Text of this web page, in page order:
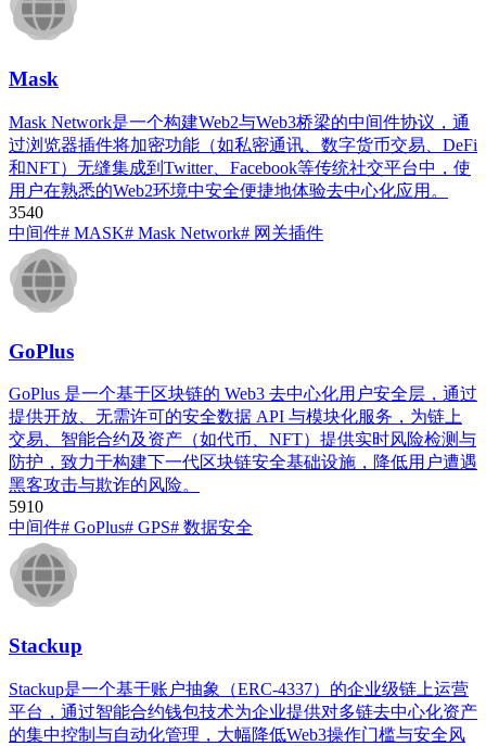
Mask
Mask Network是一个构建Web2与Web3桥梁的中间件协议，通
过浏览器插件将加密功能（如私密通讯、数字货币交易、DeFi
和NFT）无缝集成到Twitter、Facebook等传统社交平台中，使
用户在熟悉的Web2环境中安全便捷地体验去中心化应用。
3540
中间件# MASK# Mask Network# 网关插件
GoPlus
GoPlus 是一个基于区块链的 ​​Web3 去中心化用户安全层​​，通过
提供开放、无需许可的安全数据 API 与模块化服务，为链上
交易、智能合约及资产（如代币、NFT）提供实时风险检测与
防护，致力于构建下一代区块链安全基础设施，降低用户遭遇
黑客攻击与欺诈的风险。
5910
中间件# GoPlus# GPS# 数据安全
​Stackup
Stackup是一个基于账户抽象（ERC-4337）的企业级链上运营
平台，通过智能合约钱包技术为企业提供对多链去中心化资产
的集中控制与自动化管理，大幅降低Web3操作门槛与安全风